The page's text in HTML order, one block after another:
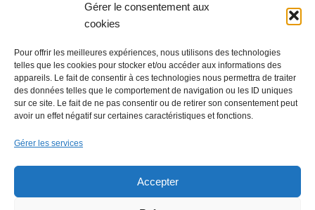
Gérer le consentement aux
cookies
Pour offrir les meilleures expériences, nous utilisons des technologies
telles que les cookies pour stocker et/ou accéder aux informations des
appareils. Le fait de consentir à ces technologies nous permettra de traiter
des données telles que le comportement de navigation ou les ID uniques
sur ce site. Le fait de ne pas consentir ou de retirer son consentement peut
avoir un effet négatif sur certaines caractéristiques et fonctions.
Gérer les services
Accepter
Mentions légales
Pour aller plus loin :
Se syndiquer en ligne